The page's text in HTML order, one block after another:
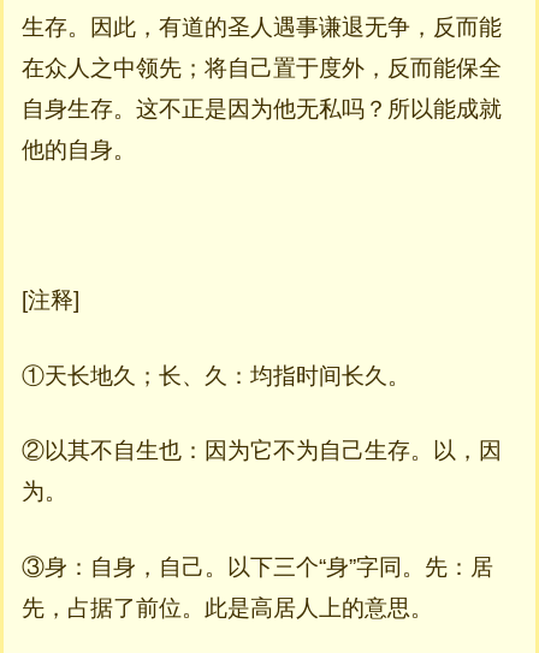
生存。因此，有道的圣人遇事谦退无争，反而能
在众人之中领先；将自己置于度外，反而能保全
自身生存。这不正是因为他无私吗？所以能成就
他的自身。
[注释]
①天长地久；长、久：均指时间长久。
②以其不自生也：因为它不为自己生存。以，因
为。
③身：自身，自己。以下三个“身”字同。先：居
先，占据了前位。此是高居人上的意思。